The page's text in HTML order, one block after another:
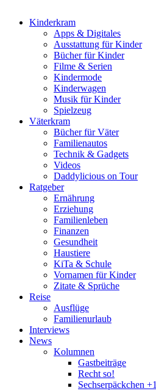
Kinderkram
Apps & Digitales
Ausstattung für Kinder
Bücher für Kinder
Filme & Serien
Kindermode
Kinderwagen
Musik für Kinder
Spielzeug
Väterkram
Bücher für Väter
Familienautos
Technik & Gadgets
Videos
Daddylicious on Tour
Ratgeber
Ernährung
Erziehung
Familienleben
Finanzen
Gesundheit
Haustiere
KiTa & Schule
Vornamen für Kinder
Zitate & Sprüche
Reise
Ausflüge
Familienurlaub
Interviews
News
Kolumnen
Gastbeiträge
Recht so!
Sechserpäckchen +1